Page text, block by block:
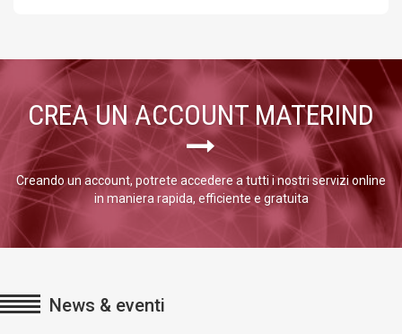
CREA UN ACCOUNT MATERIND
Creando un account, potrete accedere a tutti i nostri servizi online
in maniera rapida, efficiente e gratuita
News & eventi